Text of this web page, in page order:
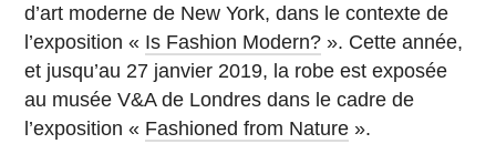
d’art moderne de New York, dans le contexte de
l’exposition « Is Fashion Modern? ». Cette année,
et jusqu’au 27 janvier 2019, la robe est exposée
au musée V&A de Londres dans le cadre de
l’exposition « Fashioned from Nature ».